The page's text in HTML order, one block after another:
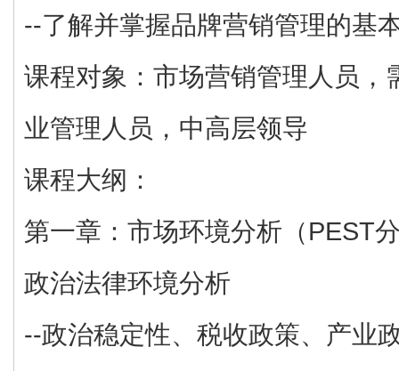
--了解并掌握品牌营销管理的基
课程对象：市场营销管理人员，
业管理人员，中高层领导
课程大纲：
第一章：市场环境分析（PEST
政治法律环境分析
--政治稳定性、税收政策、产业